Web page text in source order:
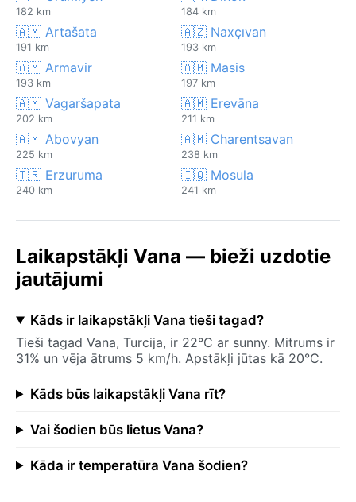
182 km 184 km
🇦🇲 Artašata
191 km
🇦🇿 Naxçıvan
193 km
🇦🇲 Armavir
193 km
🇦🇲 Masis
197 km
🇦🇲 Vagaršapata
202 km
🇦🇲 Erevāna
211 km
🇦🇲 Abovyan
225 km
🇦🇲 Charentsavan
238 km
🇹🇷 Erzuruma
240 km
🇮🇶 Mosula
241 km
Laikapstākļi Vana — bieži uzdotie
jautājumi
Kāds ir laikapstākļi Vana tieši tagad?
Tieši tagad Vana, Turcija, ir 22°C ar sunny. Mitrums ir
31% un vēja ātrums 5 km/h. Apstākļi jūtas kā 20°C.
Kāds būs laikapstākļi Vana rīt?
Vai šodien būs lietus Vana?
Kāda ir temperatūra Vana šodien?